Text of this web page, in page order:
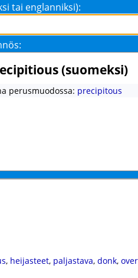
tai englanniksi):
(suomeksi)
perusmuodossa: precipitous
, heijasteet, paljastava, donk,